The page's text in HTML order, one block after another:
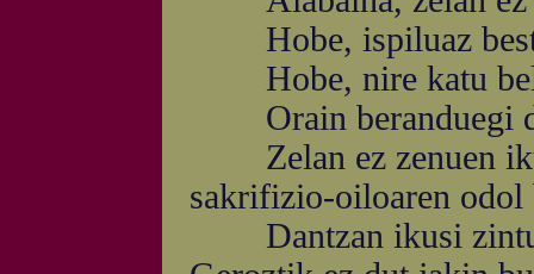
Hobe, ispiluaz
Hobe, nire katu
Orain beranduegi
Zelan ez zenuen
sakrifizio-oiloaren odol
Dantzan ikusi